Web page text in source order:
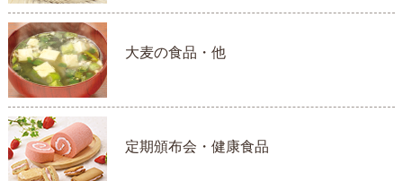
大麦の食品・他
定期頒布会・健康食品